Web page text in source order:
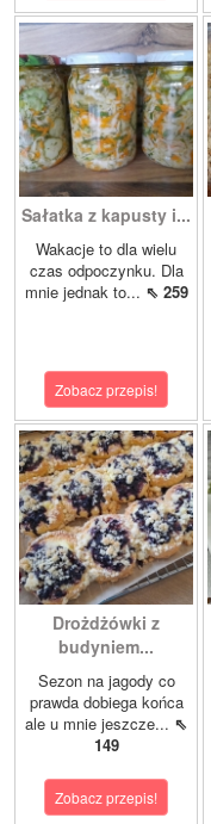
Sałatka z kapusty i...
Wakacje to dla wielu
czas odpoczynku. Dla
mnie jednak to... ⇖ 259
Zobacz przepis!
Drożdżówki z
budyniem...
Sezon na jagody co
prawda dobiega końca
ale u mnie jeszcze... ⇖
149
Zobacz przepis!